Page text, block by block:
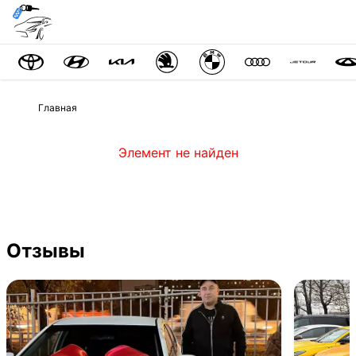
Главная
Элемент не найден
Отзывы